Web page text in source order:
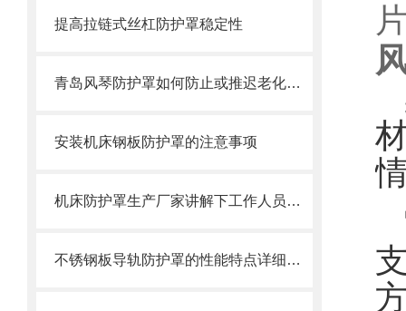
提高拉链式丝杠防护罩稳定性
青岛风琴防护罩如何防止或推迟老化，两方面工作要做好
安装机床钢板防护罩的注意事项
机床防护罩生产厂家讲解下工作人员操作的时候需要注意的地方
不锈钢板导轨防护罩的性能特点详细分析